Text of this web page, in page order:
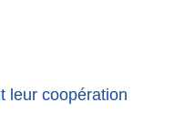
leur coopération